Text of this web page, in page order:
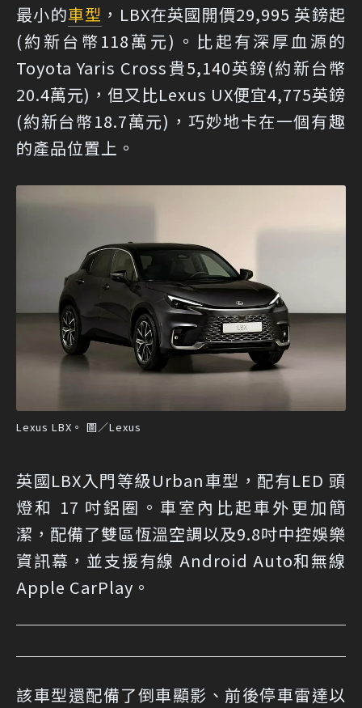
最小的車型 ，LBX在英國開價29,995 英鎊起
(約新台幣118萬元)。比起有深厚血源的
Toyota Yaris Cross貴5,140英鎊(約新台幣
20.4萬元)，但又比Lexus UX便宜4,775英鎊
(約新台幣18.7萬元)，巧妙地卡在一個有趣
的產品位置上。
Lexus LBX。 圖／Lexus
英國LBX入門等級Urban車型，配有LED 頭
燈和 17 吋鋁圈。車室內比起車外更加簡
潔，配備了雙區恆溫空調以及9.8吋中控娛樂
資訊幕，並支援有線 Android Auto和無線
Apple CarPlay。
該車型還配備了倒車顯影、前後停車雷達以